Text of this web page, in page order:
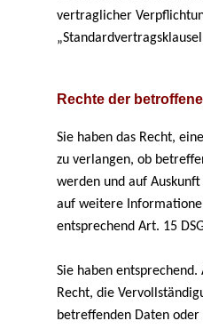
vertraglicher
Rechte der
Sie haben das Recht,
zu verlangen, ob
werden und auf
auf weitere
entsprechend Art. 15
Sie haben entsprechend.
Recht, die
betreffenden Daten